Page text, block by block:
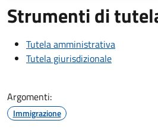
Strumenti di
Tutela amministrativa
Tutela giurisdizionale
Argomenti:
Immigrazione